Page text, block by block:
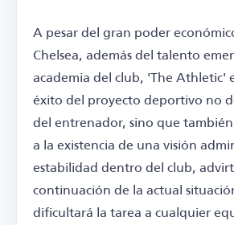
A pesar del gran poder
Chelsea, además del talento
academia del club, 'The Athletic'
éxito del proyecto deportivo no
del entrenador, sino que
a la existencia de una visión
estabilidad dentro del club,
continuación de la actual
dificultará la tarea a cualquier